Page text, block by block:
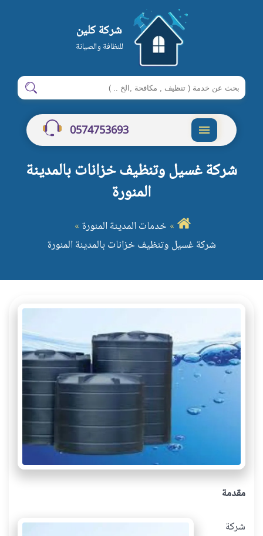
شركة كلين
للنظافة والصيانة
ابحث
في
شركة
كلين
ابحث
0574753693
شركة غسيل وتنظيف خزانات بالمدينة
المنورة
خدمات المدينة المنورة
شركة غسيل وتنظيف خزانات بالمدينة المنورة
مقدمة
شركة